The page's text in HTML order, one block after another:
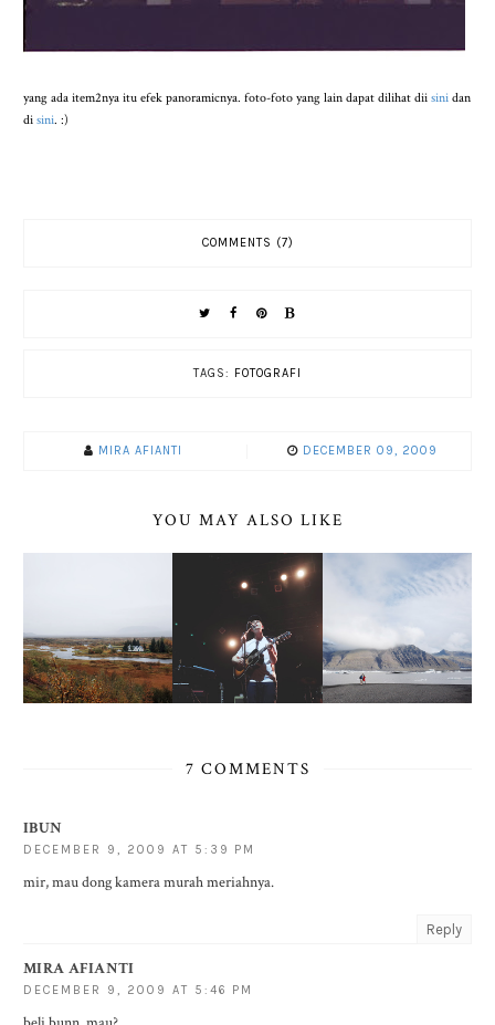
yang ada item2nya itu efek panoramicnya. foto-foto yang lain dapat dilihat diisinidan
disini. :)
COMMENTS (7)
TAGS: FOTOGRAFI
MIRA AFIANTI DECEMBER 09, 2009
YOU MAY ALSO LIKE
7 COMMENTS
IBUN
DECEMBER 9, 2009 AT 5:39 PM
mir, mau dong kamera murah meriahnya.
Reply
MIRA AFIANTI
DECEMBER 9, 2009 AT 5:46 PM